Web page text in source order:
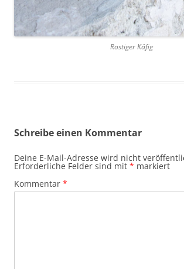
Rostiger Käfig
Schreibe einen Kommentar
Deine E-Mail-Adresse wird nicht
Erforderliche Felder sind mit * markiert
Kommentar *